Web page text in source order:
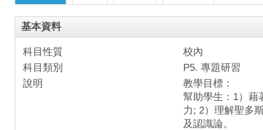
基本資料
科目性質
校內
科目類別
P5. 專題研習
說明
教學目標：
幫助學生：1）藉
力; 2）理解聖多
及認識論。